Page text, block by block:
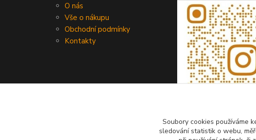
O nás
Vše o nákupu
Obchodní podmínky
Kontakty
Soubory cookies používáme
sledování statistik o webu,